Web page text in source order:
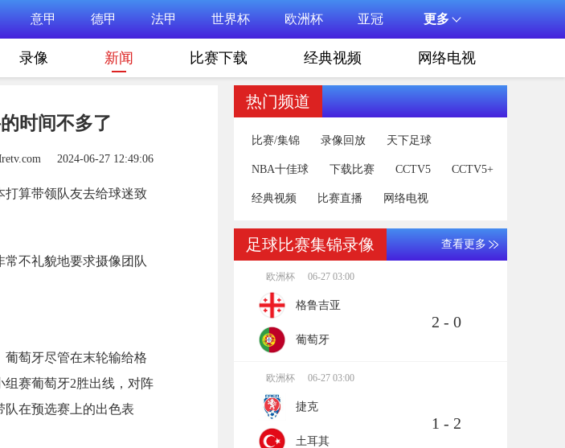
意甲 德甲 法甲 世界杯 欧洲杯 亚冠 更多
录像 新闻 比赛下载 经典视频 网络电视
时间不多了
2024-06-27 12:49:06
打算带领队友去给球迷致
不礼貌地要求摄像团队
萄牙尽管在末轮输给格
赛葡萄牙2胜出线，对阵
队在预选赛上的出色表
热门频道
比赛/集锦 录像回放 天下足球
NBA十佳球 下载比赛 CCTV5 CCTV5+
经典视频 比赛直播 网络电视
足球比赛集锦录像 查看更多
欧洲杯 06-27 03:00
格鲁吉亚
葡萄牙
2 - 0
欧洲杯 06-27 03:00
捷克
土耳其
1 - 2